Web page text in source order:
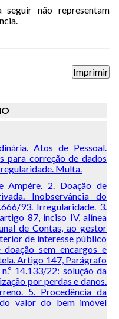
seguir não representam
Atos de Pessoal.
para correção de dados
Multa.
Ampére. 2. Doação de
Inobservância do
93. Irregularidade. 3.
87, inciso IV, alínea
de Contas, ao gestor
de interesse público
sem encargos e
Artigo 147, Parágrafo
14.133/22: solução da
por perdas e danos.
5. Procedência da
do valor do bem imóvel